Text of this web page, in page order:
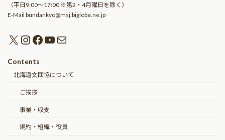
（平日9:00〜17:00 ※第2・4月曜日を除く）
E-Mail bundankyo@msj.biglobe.ne.jp
X Instagram
Facebook
YouTube
メール
Contents
北海道文団協について
ご挨拶
事業・収支
規約・組織・役員